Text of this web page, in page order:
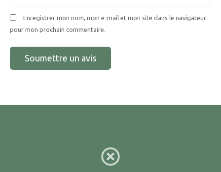
Enregistrer mon nom, mon e-mail et mon site dans le navigateur
pour mon prochain commentaire.